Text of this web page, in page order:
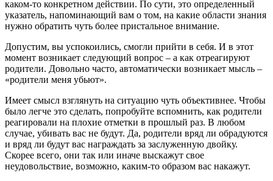
каком-то конкретном действии. По сути, это определенный
указатель, напоминающий вам о том, на какие области знания
нужно обратить чуть более пристальное внимание.
Допустим, вы успокоились, смогли прийти в себя. И в этот
момент возникает следующий вопрос – а как отреагируют
родители. Довольно часто, автоматически возникает мысль –
«родители меня убьют».
Имеет смысл взглянуть на ситуацию чуть объективнее. Чтобы
было легче это сделать, попробуйте вспомнить, как родители
реагировали на плохие отметки в прошлый раз. В любом
случае, убивать вас не будут. Да, родители вряд ли обрадуются
и вряд ли будут вас награждать за заслуженную двойку.
Скорее всего, они так или иначе выскажут свое
неудовольствие, возможно, каким-то образом вас накажут.